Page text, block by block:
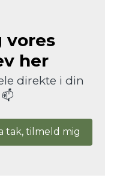
vores
her
direkte i din
tak, tilmeld mig